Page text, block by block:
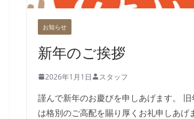
お知らせ
新年のご挨拶
2026年1月1日 スタッフ
謹んで新年のお慶びを申しあげます。 旧
は格別のご高配を賜り厚くお礼申しあげ